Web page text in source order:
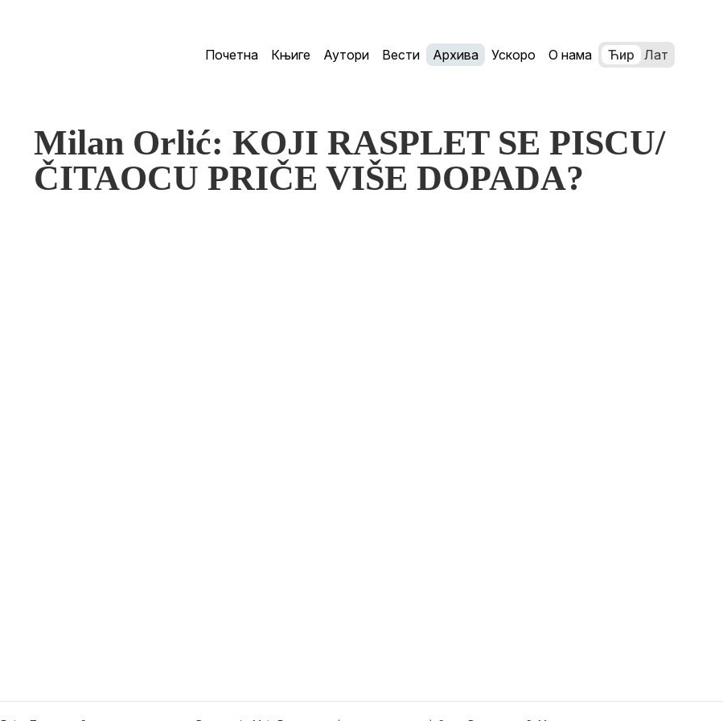
Почетна Књиге Аутори Вести Архива Ускоро О нама Ћир Лат
Milan Orlić: KOJI RASPLET SE PISCU/
ČITAOCU PRIČE VIŠE DOPADA?